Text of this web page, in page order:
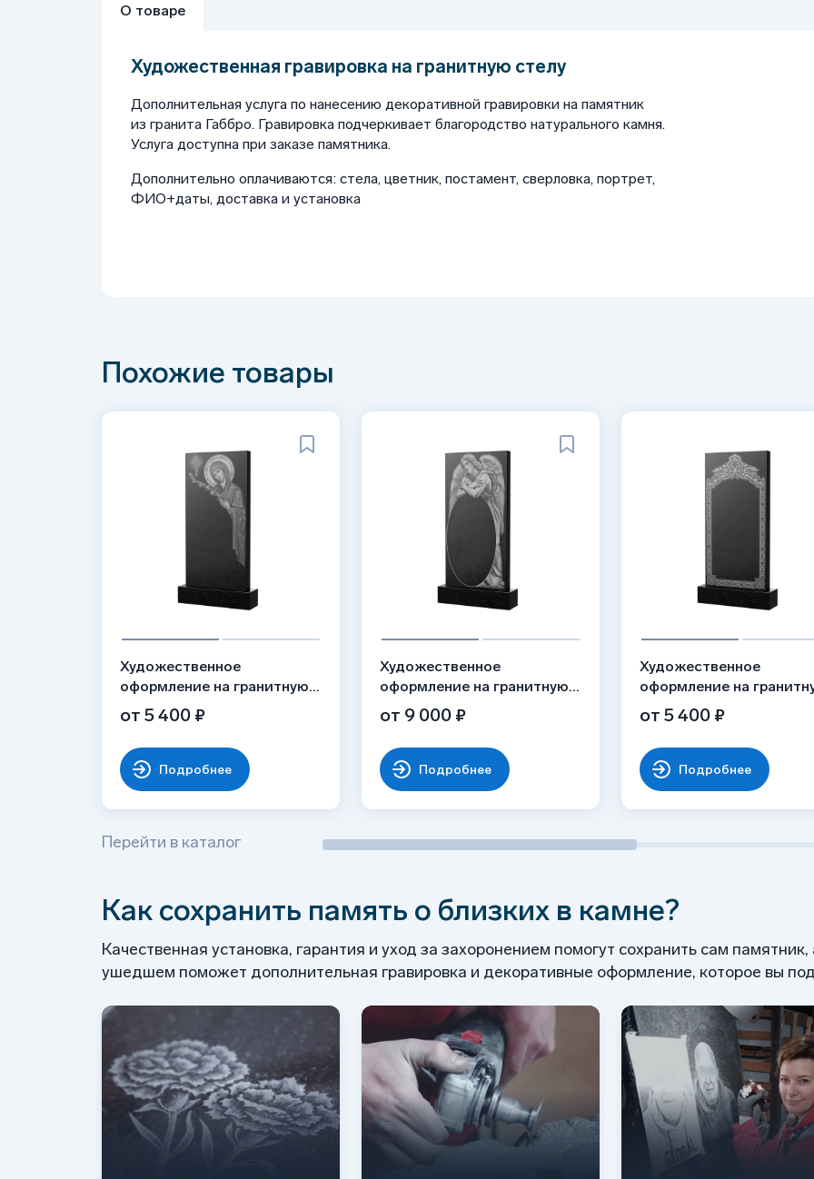
О товаре
Художественная гравировка на гранитную стелу
Дополнительная услуга по нанесению декоративной гравировки на памятник
из гранита Габбро. Гравировка подчеркивает благородство натурального камня.
Услуга доступна при заказе памятника.
Дополнительно оплачиваются: стела, цветник, постамент, сверловка, портрет,
ФИО+даты, доставка и установка
Похожие товары
Художественное
оформление на гранитную
стелу, рисунок ВХО-035
от 5 400 ₽
Подробнее
Художественное
оформление на гранитную
стелу, рисунок ВХО-016
от 9 000 ₽
Подробнее
Художественное
оформление на
стелу, рисунок ВХО-044
от 5 400 ₽
Подробнее
Перейти в каталог
Как сохранить память о близких в камне?
Качественная установка, гарантия и уход за захоронением помогут сохранить сам
ушедшем поможет дополнительная гравировка и декоративные оформление, которое вы